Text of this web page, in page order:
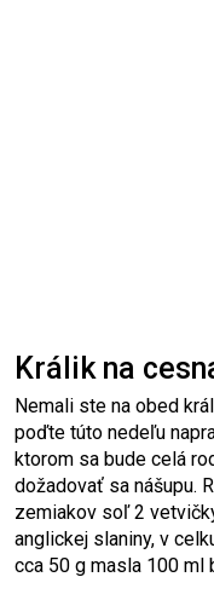
Králik na
Nemali ste na obed
poďte túto nedeľu
ktorom sa bude celá
dožadovať sa nášupu.
zemiakov soľ 2
anglickej slaniny, v
cca 50 g masla 100 ml